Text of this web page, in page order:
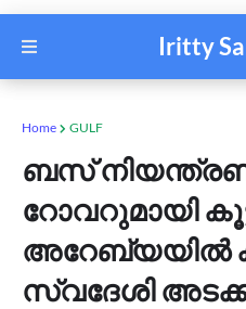
Iritty
Home GULF
ബസ്
റോവറുമായി
അറേബ്യയിൽ
സ്വദേശി